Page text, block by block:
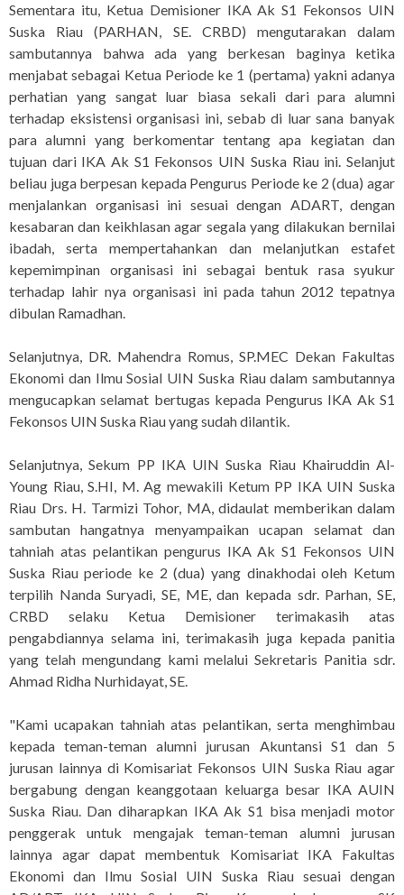
Sementara itu, Ketua Demisioner IKA Ak S1 Fekonsos UIN
Suska Riau (PARHAN, SE. CRBD) mengutarakan dalam
sambutannya bahwa ada yang berkesan baginya ketika
menjabat sebagai Ketua Periode ke 1 (pertama) yakni adanya
perhatian yang sangat luar biasa sekali dari para alumni
terhadap eksistensi organisasi ini, sebab di luar sana banyak
para alumni yang berkomentar tentang apa kegiatan dan
tujuan dari IKA Ak S1 Fekonsos UIN Suska Riau ini. Selanjut
beliau juga berpesan kepada Pengurus Periode ke 2 (dua) agar
menjalankan organisasi ini sesuai dengan ADART, dengan
kesabaran dan keikhlasan agar segala yang dilakukan bernilai
ibadah, serta mempertahankan dan melanjutkan estafet
kepemimpinan organisasi ini sebagai bentuk rasa syukur
terhadap lahir nya organisasi ini pada tahun 2012 tepatnya
dibulan Ramadhan.
Selanjutnya, DR. Mahendra Romus, SP.MEC Dekan Fakultas
Ekonomi dan Ilmu Sosial UIN Suska Riau dalam sambutannya
mengucapkan selamat bertugas kepada Pengurus IKA Ak S1
Fekonsos UIN Suska Riau yang sudah dilantik.
Selanjutnya, Sekum PP IKA UIN Suska Riau Khairuddin Al-
Young Riau, S.HI, M. Ag mewakili Ketum PP IKA UIN Suska
Riau Drs. H. Tarmizi Tohor, MA, didaulat memberikan dalam
sambutan hangatnya menyampaikan ucapan selamat dan
tahniah atas pelantikan pengurus IKA Ak S1 Fekonsos UIN
Suska Riau periode ke 2 (dua) yang dinakhodai oleh Ketum
terpilih Nanda Suryadi, SE, ME, dan kepada sdr. Parhan, SE,
CRBD selaku Ketua Demisioner terimakasih atas
pengabdiannya selama ini, terimakasih juga kepada panitia
yang telah mengundang kami melalui Sekretaris Panitia sdr.
Ahmad Ridha Nurhidayat, SE.
"Kami ucapakan tahniah atas pelantikan, serta menghimbau
kepada teman-teman alumni jurusan Akuntansi S1 dan 5
jurusan lainnya di Komisariat Fekonsos UIN Suska Riau agar
bergabung dengan keanggotaan keluarga besar IKA AUIN
Suska Riau. Dan diharapkan IKA Ak S1 bisa menjadi motor
penggerak untuk mengajak teman-teman alumni jurusan
lainnya agar dapat membentuk Komisariat IKA Fakultas
Ekonomi dan Ilmu Sosial UIN Suska Riau sesuai dengan